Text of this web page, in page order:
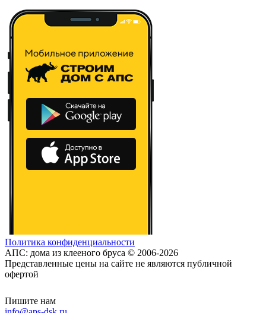
Политика конфиденциальности
АПС: дома из клееного бруса © 2006-2026
Представленные цены на сайте не являются публичной
офертой
Пишите нам